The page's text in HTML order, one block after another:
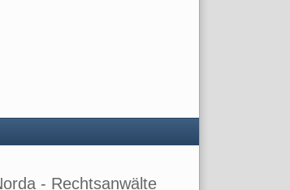
- Rechtsanwälte